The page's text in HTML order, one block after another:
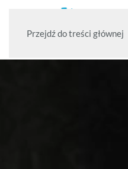
Przejdź do treści głównej